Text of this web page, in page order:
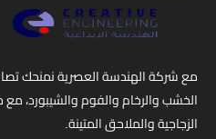
مع شركة الهندسة العصرية نمنحك
الخشب والرخام والفوم والشيبورد،
الزجاجية والملاحق المتينة.